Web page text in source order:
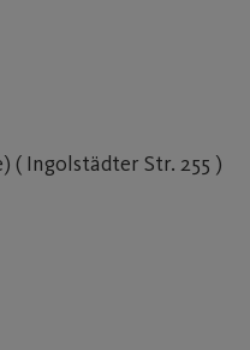
( Ingolstädter Str. 255 )